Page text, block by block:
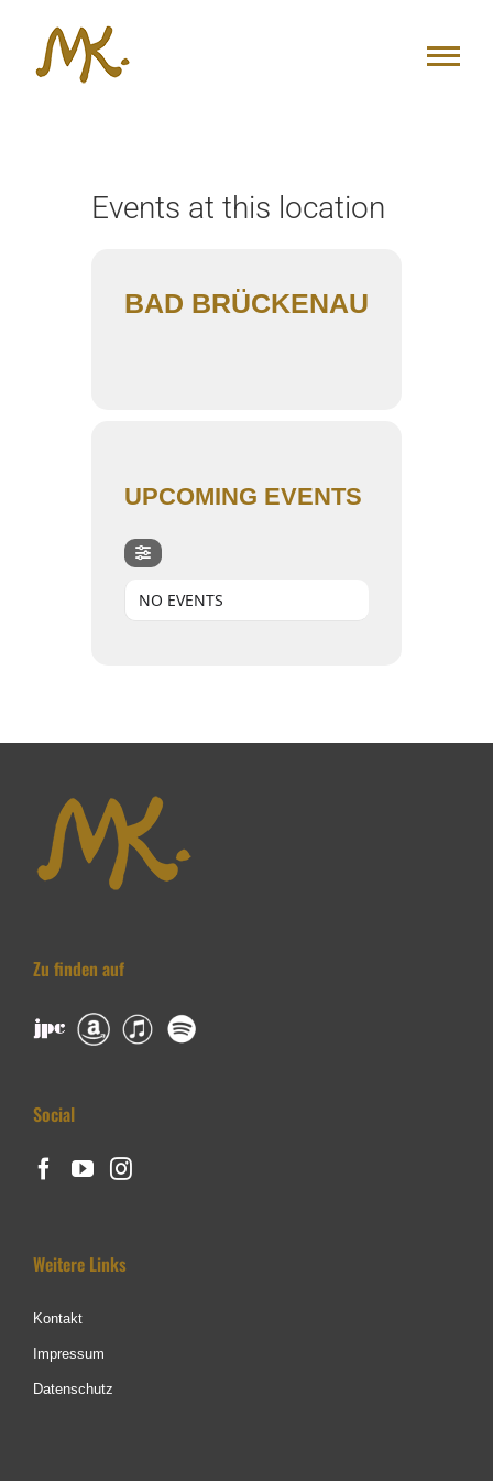
springen
Events at this location
BAD BRÜCKENAU
UPCOMING EVENTS
NO EVENTS
Zu finden auf
Social
Weitere Links
Kontakt
Impressum
Datenschutz